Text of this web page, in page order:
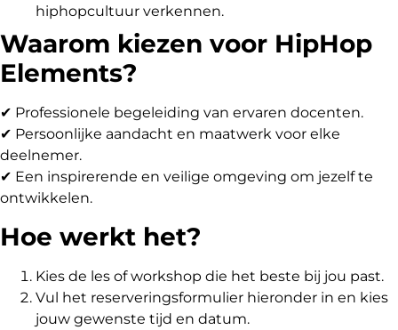
hiphopcultuur verkennen.
Waarom kiezen voor HipHop
Elements?
✔ Professionele begeleiding van ervaren docenten.
✔ Persoonlijke aandacht en maatwerk voor elke
deelnemer.
✔ Een inspirerende en veilige omgeving om jezelf te
ontwikkelen.
Hoe werkt het?
Kies de les of workshop die het beste bij jou past.
Vul het reserveringsformulier hieronder in en kies
jouw gewenste tijd en datum.